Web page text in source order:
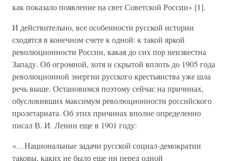
как показало появление на свет Советской России» [1].
И действительно, все особенности русской истории
сходятся в конечном счете к одной: к такой яркой
революционности России, какая до сих пор неизвестна
Западу. Об огромной, хотя и скрытой вплоть до 1905 года
революционной энергии русского крестьянства уже шла
речь выше. Остановимся поэтому сейчас на причинах,
обусловивших максимум революционности российского
пролетариата. Об этих причинах вполне определенно
писал В. И. Ленин еще в 1901 году:
«…Национальные задачи русской социал-демократии
таковы, каких не было еще ни перед одной